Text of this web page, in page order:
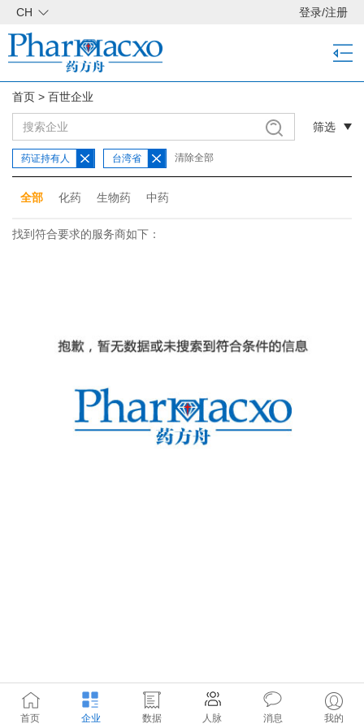
CH 登录/注册
首页 > 百世企业
筛选
药证持有人 台湾省 清除全部
全部 化药 生物药 中药
找到符合要求的服务商如下：
首页 企业 数据 人脉 消息 我的